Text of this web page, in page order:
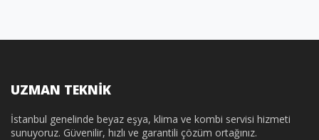
UZMAN TEKNİK
İstanbul genelinde beyaz eşya, klima ve kombi servisi hizmeti
sunuyoruz. Güvenilir, hızlı ve garantili çözüm ortağınız.